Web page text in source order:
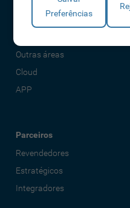
Rondas e Serviços
Outras áreas
Cloud
APP
Parceiros
Revendedores
Estratégicos
Integradores
Preferências